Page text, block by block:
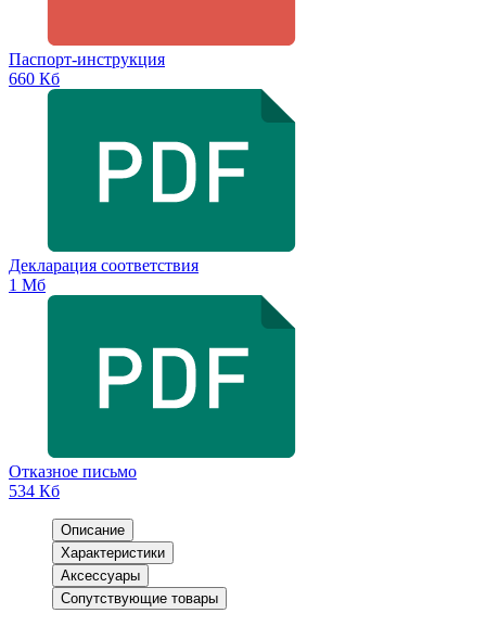
Паспорт-инструкция
660 Кб
Декларация соответствия
1 Мб
Отказное письмо
534 Кб
Описание
Характеристики
Аксессуары
Сопутствующие товары